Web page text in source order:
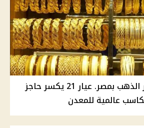
ارتفاع جديد بأسعار الذهب بمصر. عيار 21 يكسر حاجز